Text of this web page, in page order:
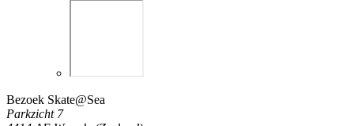
Bezoek Skate@Sea
Parkzicht 7